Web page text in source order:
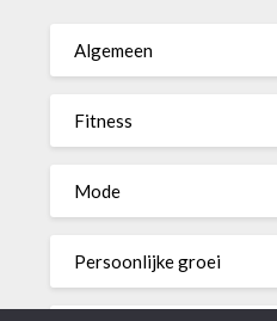
Algemeen
Fitness
Mode
Persoonlijke groei